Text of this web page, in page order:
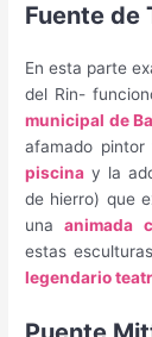
Fuente de
En esta parte
del Rin-
municipal de
afamado
piscina y la
de hierro) que
unaanimada
estas
legendario